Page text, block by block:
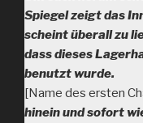
Spiegel zeigt das
scheint überall zu
dass dieses
benutzt wurde.
[Name des ersten
hinein und sofort